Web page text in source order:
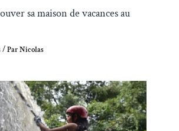
sa maison de vacances au
/ ParNicolas